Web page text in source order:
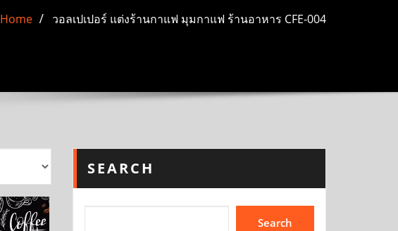
Home วอลเปเปอร์ แต่งร้านกาแฟ มุมกาแฟ ร้านอาหาร CFE-004
SEARCH
Search